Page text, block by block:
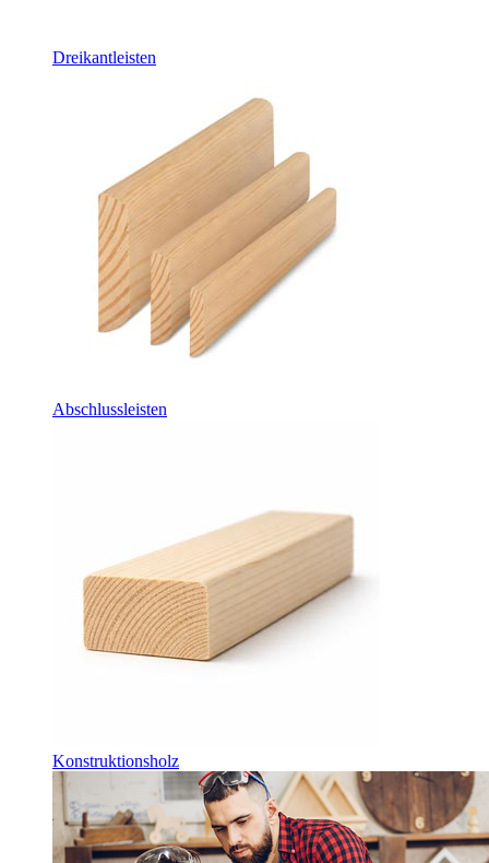
Dreikantleisten
Abschlussleisten
Konstruktionsholz